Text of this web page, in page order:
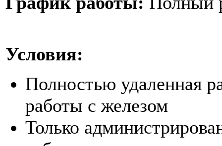
Условия:
Полностью удаленная
работы с железом
Только